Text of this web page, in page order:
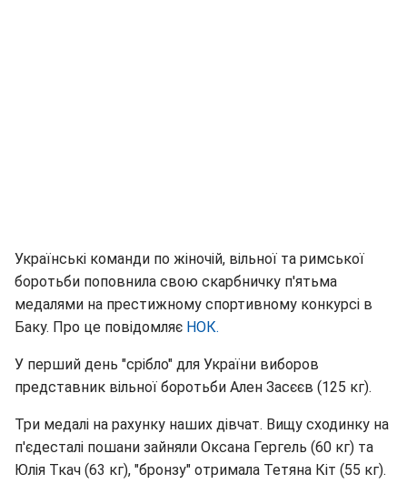
Українські команди по жіночій, вільної та римської
боротьби поповнила свою скарбничку п'ятьма
медалями на престижному спортивному конкурсі в
Баку. Про це повідомляє НОК.
У перший день "срібло" для України виборов
представник вільної боротьби Ален Засєєв (125 кг).
Три медалі на рахунку наших дівчат. Вищу сходинку на
п'єдесталі пошани зайняли Оксана Гергель (60 кг) та
Юлія Ткач (63 кг), "бронзу" отримала Тетяна Кіт (55 кг).